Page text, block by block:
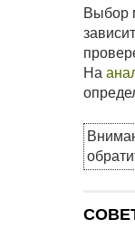
Выбор
На